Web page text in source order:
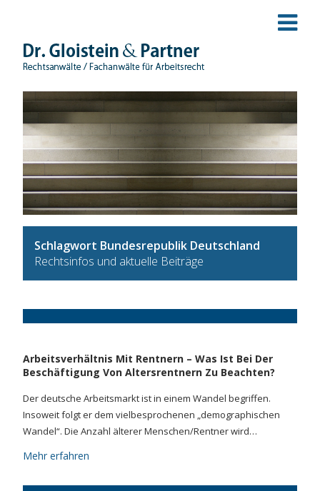
Schlagwort Bundesrepublik Deutschland
Rechtsinfos und aktuelle Beiträge
Arbeitsverhältnis Mit Rentnern – Was Ist Bei Der
Beschäftigung Von Altersrentnern Zu Beachten?
Der deutsche Arbeitsmarkt ist in einem Wandel begriffen.
Insoweit folgt er dem vielbesprochenen „demographischen
Wandel“. Die Anzahl älterer Menschen/Rentner wird…
Mehr erfahren